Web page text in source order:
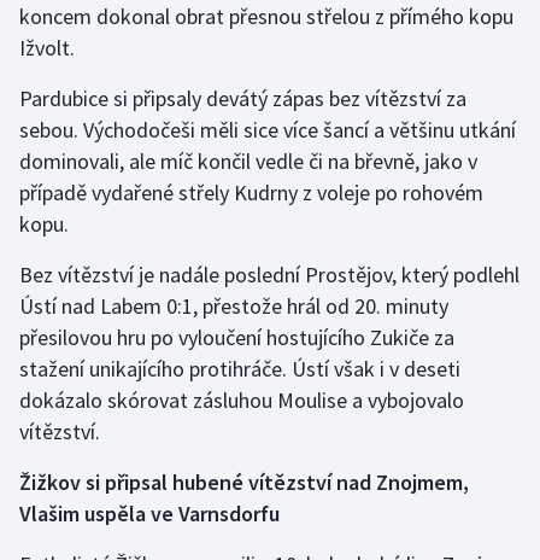
Stolní tenis
Triatlon
Veslování
Vodní slalom
Volejbal
Ostatní
koncem dokonal obrat přesnou střelou z přímého kopu
Ižvolt.
Pardubice si připsaly devátý zápas bez vítězství za
sebou. Východočeši měli sice více šancí a většinu utkání
dominovali, ale míč končil vedle či na břevně, jako v
případě vydařené střely Kudrny z voleje po rohovém
kopu.
Bez vítězství je nadále poslední Prostějov, který podlehl
Ústí nad Labem 0:1, přestože hrál od 20. minuty
přesilovou hru po vyloučení hostujícího Zukiče za
stažení unikajícího protihráče. Ústí však i v deseti
dokázalo skórovat zásluhou Moulise a vybojovalo
vítězství.
Žižkov si připsal hubené vítězství nad Znojmem,
Vlašim uspěla ve Varnsdorfu